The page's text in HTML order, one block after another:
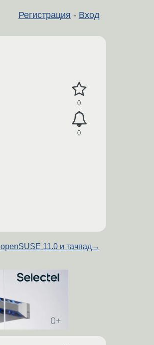
Регистрация - Вход
0
0
openSUSE 11.0 и тачпад→